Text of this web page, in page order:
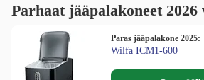
Parhaat jääpalakoneet 2026
Paras jääpalakone 2025:
Wilfa ICM1-600